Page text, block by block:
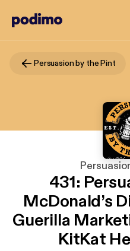
Persuasion by the Pint
431:
McDonald’s
Guerilla
KitKat